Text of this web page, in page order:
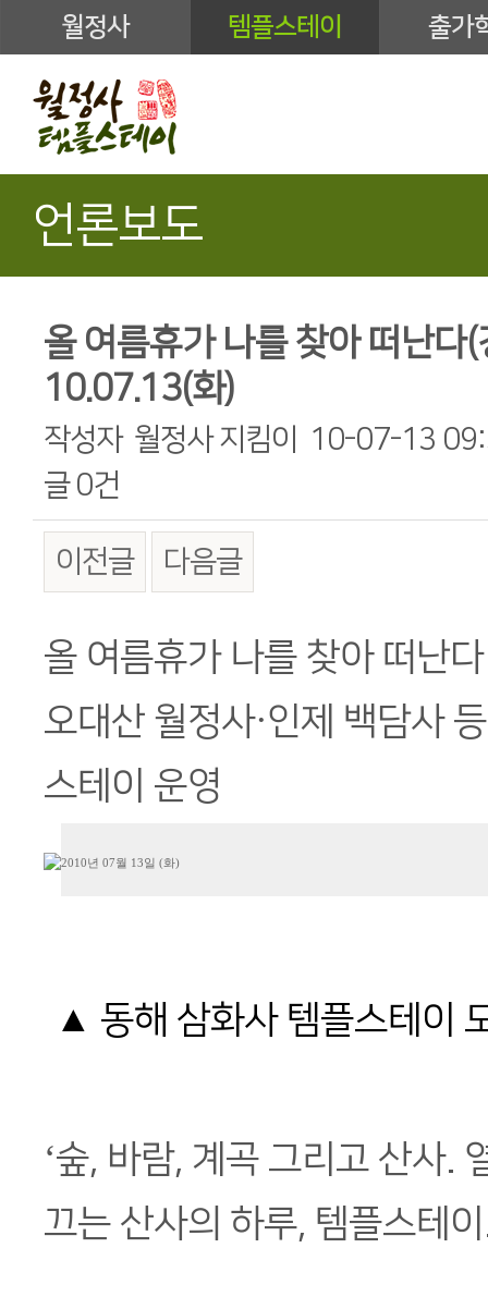
월정사 템플스테이 출가
언론보도
올 여름휴가 나를 찾아 떠난다
10.07.13(화)
작성자 월정사 지킴이
10-07-13
글 0건
이전글 다음글
본문
올 여름휴가 나를 찾아 떠난다
오대산 월정사·인제 백담사
스테이 운영
2010년 07월 13일 (화)
▲ 동해 삼화사 템플스테이
‘숲, 바람, 계곡 그리고 산사.
끄는 산사의 하루, 템플스테이